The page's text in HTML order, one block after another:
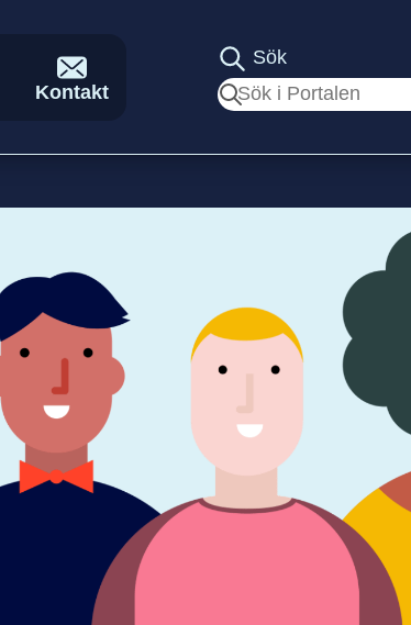
Kontakt
Sök
Sök